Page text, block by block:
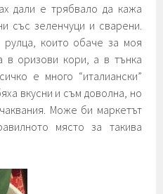
дали е трябвало да кажа
със зеленчуци и сварени.
които обаче за моя
в оризови кори, а в тънка
е много “италиански”
вкусни и съм доволна, но
Може би маркетът
място за такива